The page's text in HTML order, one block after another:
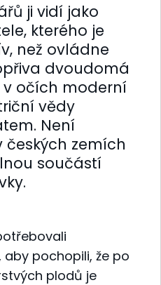
ji vidí jako
kterého je
než ovládne
dvoudomá
očích moderní
vědy
Není
českých zemích
součástí
pochopili, že po
plodů je